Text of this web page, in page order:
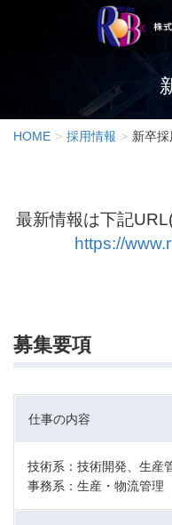
HOME 採用情報 新卒採
最新情報は下記
https://
募集要項
仕事の内容
技術系：技術開発、生産
事務系：生産・物流管理